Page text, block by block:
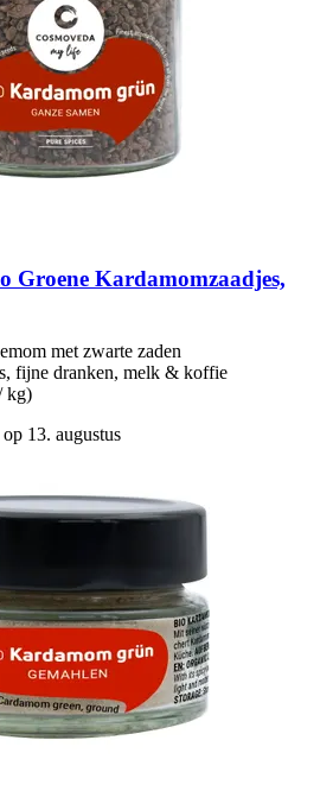
Groene Kardamomzaadjes,
met zwarte zaden
fijne dranken, melk & koffie
kg)
13. augustus